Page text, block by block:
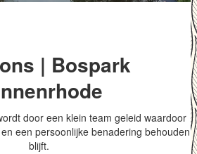
| Bospark
door een klein team geleid waardoor
een persoonlijke benadering behouden
blijft.